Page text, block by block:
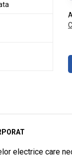
electrice care